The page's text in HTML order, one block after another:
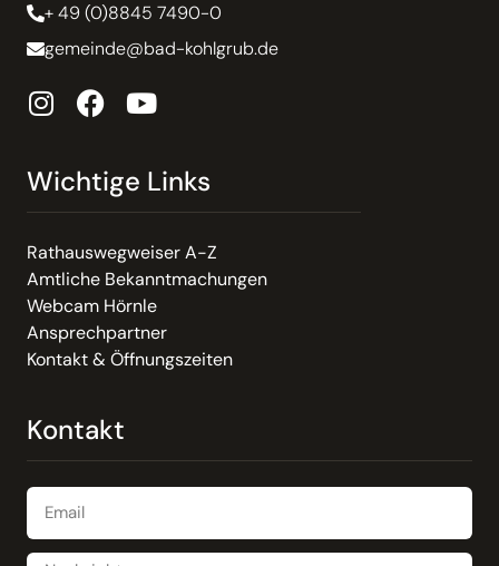
+ 49 (0)8845 7490-0
gemeinde@bad-kohlgrub.de
Wichtige Links
Rathauswegweiser A-Z
Amtliche Bekanntmachungen
Webcam Hörnle
Ansprechpartner
Kontakt & Öffnungszeiten
Kontakt